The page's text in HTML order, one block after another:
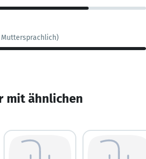
mit ähnlichen